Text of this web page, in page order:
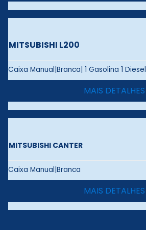
MITSUBISHI L200
Caixa Manual|Branca| 1 Gasolina 1 Diesel
MAIS DETALHES
MITSUBISHI CANTER
Caixa Manual|Branca
MAIS DETALHES